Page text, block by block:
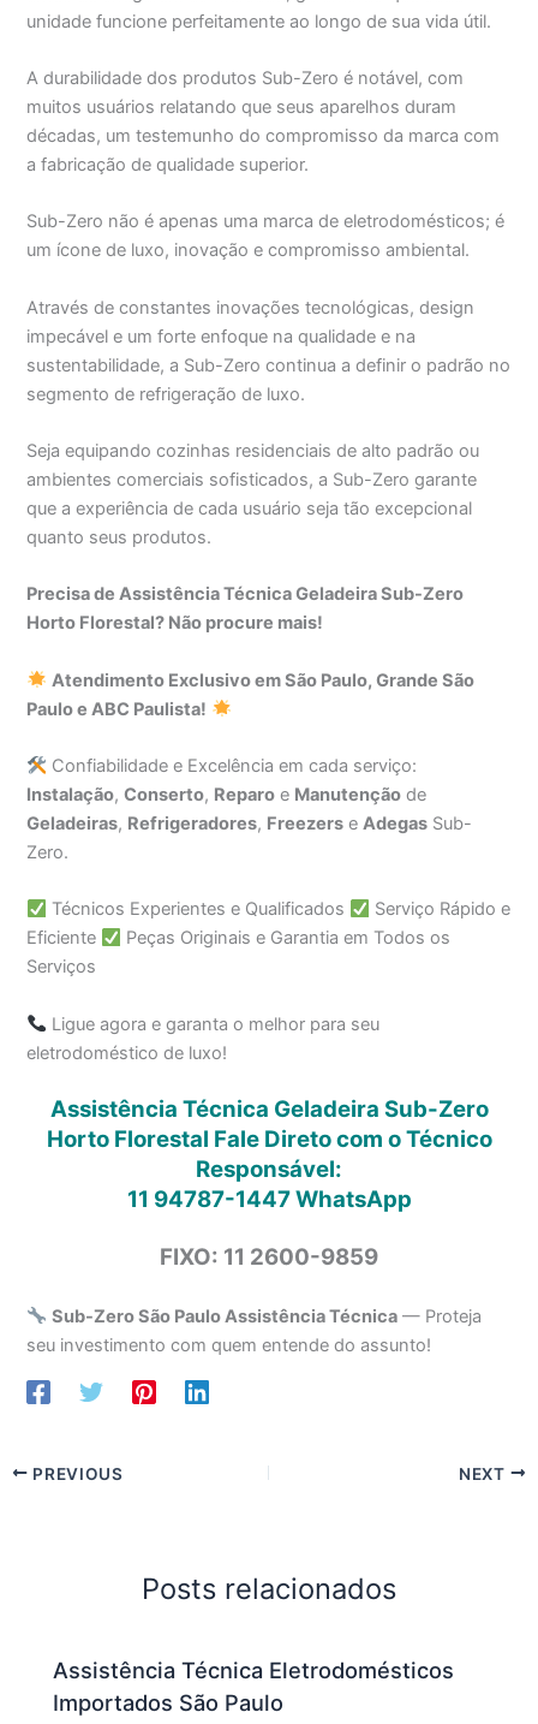
unidade funcione perfeitamente ao longo de sua vida útil.
A durabilidade dos produtos Sub-Zero é notável, com
muitos usuários relatando que seus aparelhos duram
décadas, um testemunho do compromisso da marca com
a fabricação de qualidade superior.
Sub-Zero não é apenas uma marca de eletrodomésticos; é
um ícone de luxo, inovação e compromisso ambiental.
Através de constantes inovações tecnológicas, design
impecável e um forte enfoque na qualidade e na
sustentabilidade, a Sub-Zero continua a definir o padrão no
segmento de refrigeração de luxo.
Seja equipando cozinhas residenciais de alto padrão ou
ambientes comerciais sofisticados, a Sub-Zero garante
que a experiência de cada usuário seja tão excepcional
quanto seus produtos.
Precisa de Assistência Técnica Geladeira Sub-Zero
Horto Florestal? Não procure mais!
Atendimento Exclusivo em São Paulo, Grande São
Paulo e ABC Paulista!
Confiabilidade e Excelência em cada serviço:
Instalação,Conserto, Reparo e Manutenção de
Geladeiras, Refrigeradores, Freezers eAdegas Sub-
Zero.
Técnicos Experientes e Qualificados
Serviço Rápido e
Eficiente
Peças Originais e Garantia em Todos os
Serviços
Ligue agora e garanta o melhor para seu
eletrodoméstico de luxo!
Assistência Técnica Geladeira Sub-Zero
Horto Florestal Fale Direto com o Técnico
Responsável:
11 94787-1447WhatsApp
FIXO: 11 2600-9859
Sub-Zero São Paulo Assistência Técnica — Proteja
seu investimento com quem entende do assunto!
PREVIOUS NEXT
Posts relacionados
Assistência Técnica Eletrodomésticos
Importados São Paulo